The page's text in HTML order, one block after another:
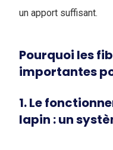
un apport suffisant.
Pourquoi les
importantes
1. Le
lapin : un